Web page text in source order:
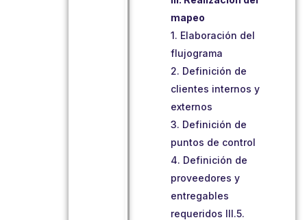
mapeo
1. Elaboración del
flujograma
2. Definición de
clientes internos y
externos
3. Definición de
puntos de control
4. Definición de
proveedores y
entregables
requeridos III.5.